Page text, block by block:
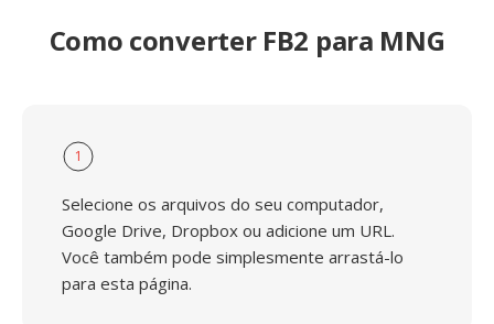
Como converter FB2 para MNG
1
Selecione os arquivos do seu computador,
Google Drive, Dropbox ou adicione um URL.
Você também pode simplesmente arrastá-lo
para esta página.